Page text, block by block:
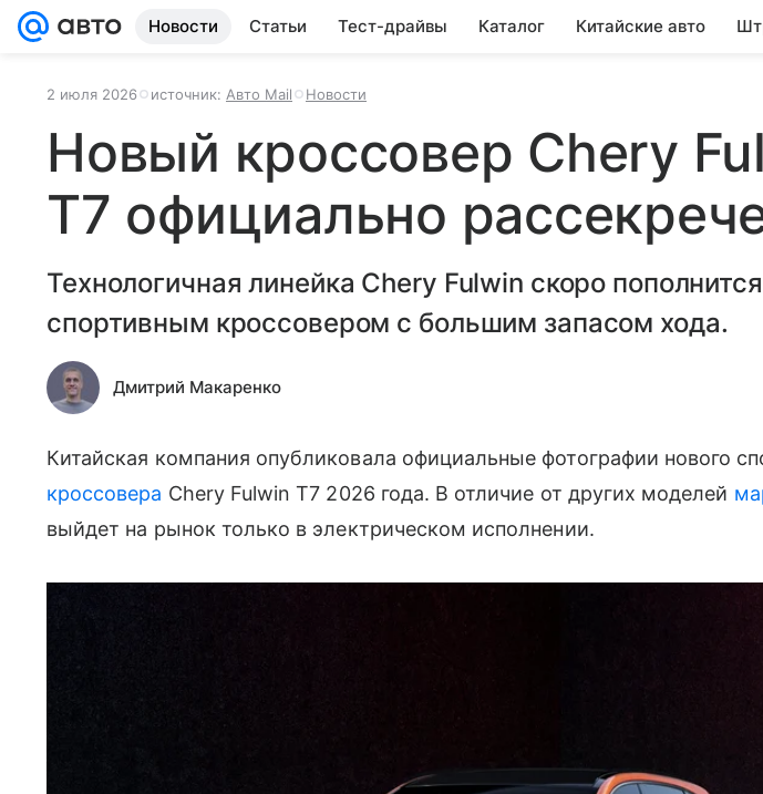
Новости Статьи Тест-драйвы Каталог Китайские авто
2 июля 2026 источник: Авто Mail Новости
Новый кроссовер Chery
T7 официально
Технологичная линейка Chery Fulwin скоро
спортивным кроссовером с большим запасом хода.
Дмитрий Макаренко
Китайская компания опубликовала официальные фотографии нового
кроссовера Chery Fulwin T7 2026 года. В отличие от других моделей
выйдет на рынок только в электрическом исполнении.